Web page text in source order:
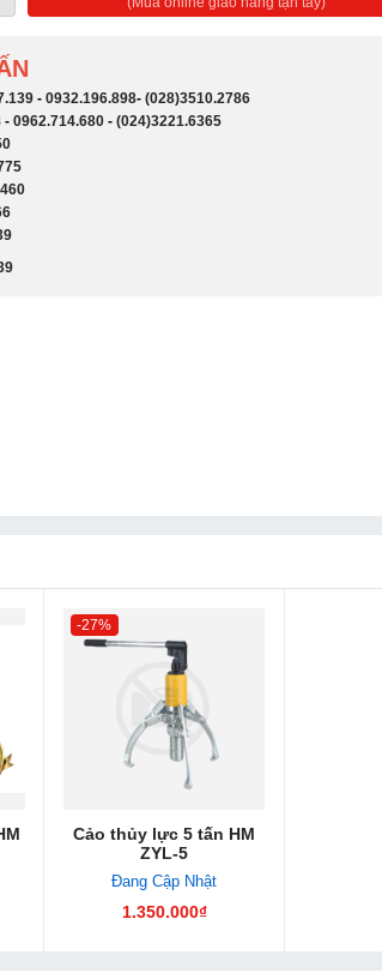
-0932.196.898-(028)3510.2786
-0962.714.680 -(024)3221.6365
-27%
Cảo thủy lực 5 tấn HM
ZYL-5
Đang Cập Nhật
1.350.000₫